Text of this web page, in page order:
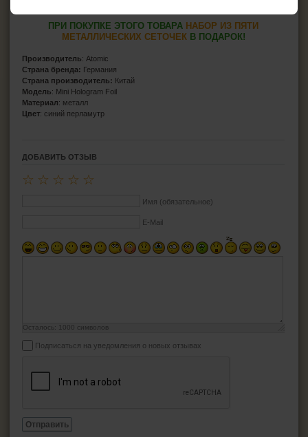
ПРИ ПОКУПКЕ ЭТОГО ТОВАРА НАБОР ИЗ ПЯТИ
МЕТАЛЛИЧЕСКИХ СЕТОЧЕКВ ПОДАРОК!
Производитель: Atomic
Страна бренда: Германия
Страна производитель: Китай
Модель: Mini Hologram Foil
Материал: металл
Цвет: синий перламутр
ДОБАВИТЬ ОТЗЫВ
☆
☆
☆
☆
☆
Имя (обязательное)
E-Mail
Осталось: 1000 символов
Подписаться на уведомления о новых отзывах
Отправить